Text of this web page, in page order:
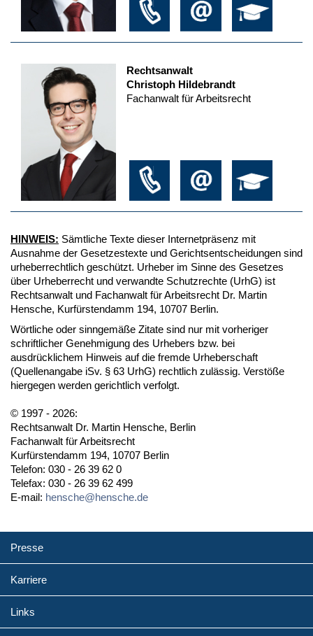
Rechtsanwalt
Christoph Hildebrandt
Fachanwalt für Arbeitsrecht
HINWEIS: Sämtliche Texte dieser Internetpräsenz mit
Ausnahme der Gesetzestexte und Gerichtsentscheidungen sind
urheberrechtlich geschützt. Urheber im Sinne des Gesetzes
über Urheberrecht und verwandte Schutzrechte (UrhG) ist
Rechtsanwalt und Fachanwalt für Arbeitsrecht Dr. Martin
Hensche, Kurfürstendamm 194, 10707 Berlin.
Wörtliche oder sinngemäße Zitate sind nur mit vorheriger
schriftlicher Genehmigung des Urhebers bzw. bei
ausdrücklichem Hinweis auf die fremde Urheberschaft
(Quellenangabe iSv. § 63 UrhG) rechtlich zulässig. Verstöße
hiergegen werden gerichtlich verfolgt.
© 1997 - 2026:
Rechtsanwalt Dr. Martin Hensche, Berlin
Fachanwalt für Arbeitsrecht
Kurfürstendamm 194, 10707 Berlin
Telefon: 030 - 26 39 62 0
Telefax: 030 - 26 39 62 499
E-mail: hensche@hensche.de
Presse
Karriere
Links